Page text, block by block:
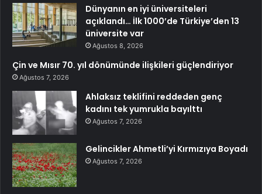
Dünyanın en iyi üniversiteleri
açıklandı… İlk 1000’de Türkiye’den 13
üniversite var
Ağustos 8, 2026
Çin ve Mısır 70. yıl dönümünde ilişkileri güçlendiriyor
Ağustos 7, 2026
Ahlaksız teklifini reddeden genç
kadını tek yumrukla bayılttı
Ağustos 7, 2026
Gelincikler Ahmetli’yi Kırmızıya Boyadı
Ağustos 7, 2026